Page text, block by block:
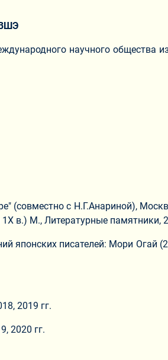
научного общества
(совместно с Н.Г.Анариной),
в.) М., Литературные памятники,
японских писателей: Мори Огай
2019 гг.
2020 гг.